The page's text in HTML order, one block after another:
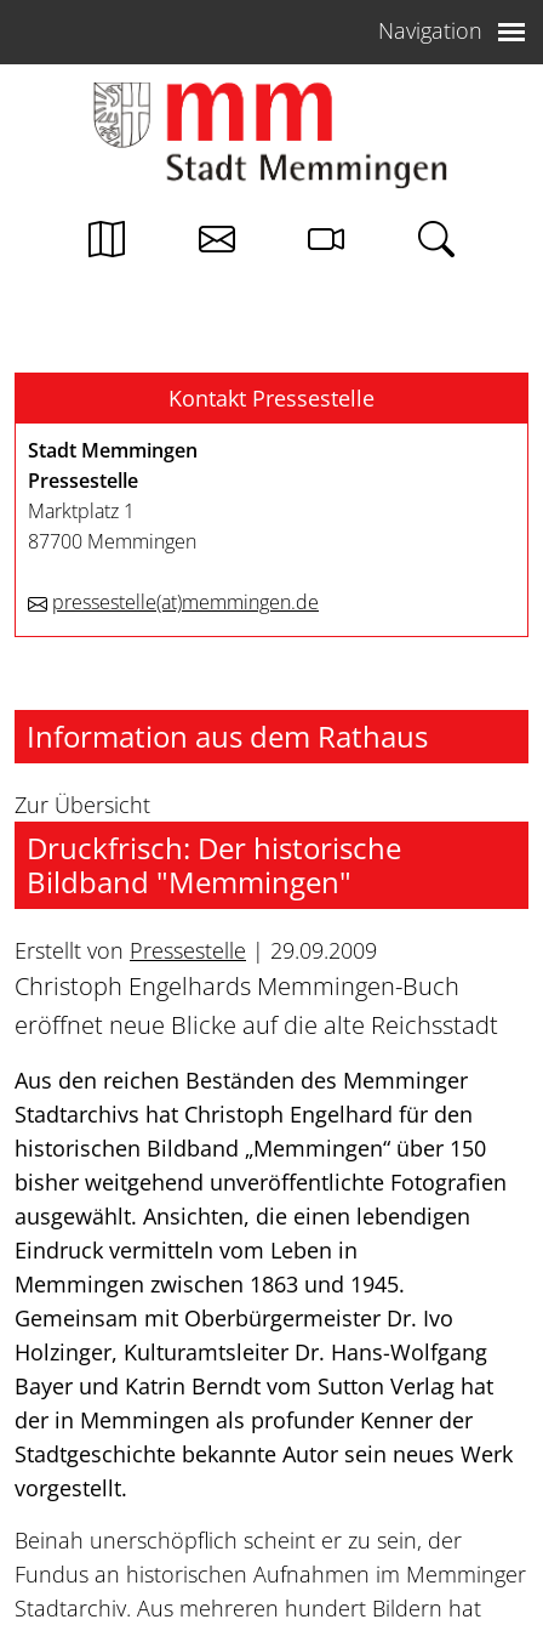
Navigation
Kontakt Pressestelle
Stadt Memmingen
Pressestelle
Marktplatz 1
87700 Memmingen
pressestelle(at)memmingen.de
Information aus dem Rathaus
Zur Übersicht
Druckfrisch: Der historische
Bildband "Memmingen"
Erstellt von Pressestelle | 29.09.2009
Christoph Engelhards Memmingen-Buch
eröffnet neue Blicke auf die alte Reichsstadt
Aus den reichen Beständen des Memminger
Stadtarchivs hat Christoph Engelhard für den
historischen Bildband „Memmingen“ über 150
bisher weitgehend unveröffentlichte Fotografien
ausgewählt. Ansichten, die einen lebendigen
Eindruck vermitteln vom Leben in
Memmingen zwischen 1863 und 1945.
Gemeinsam mit Oberbürgermeister Dr. Ivo
Holzinger, Kulturamtsleiter Dr. Hans-Wolfgang
Bayer und Katrin Berndt vom Sutton Verlag hat
der in Memmingen als profunder Kenner der
Stadtgeschichte bekannte Autor sein neues Werk
vorgestellt.
Beinah unerschöpflich scheint er zu sein, der
Fundus an historischen Aufnahmen im Memminger
Stadtarchiv. Aus mehreren hundert Bildern hat